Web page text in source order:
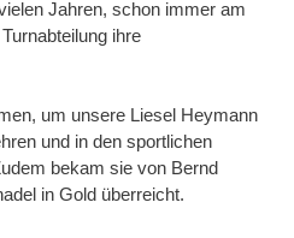
Jahren, schon immer am
ihre
um unsere Liesel Heymann
und in den sportlichen
bekam sie von Bernd
in Gold überreicht.